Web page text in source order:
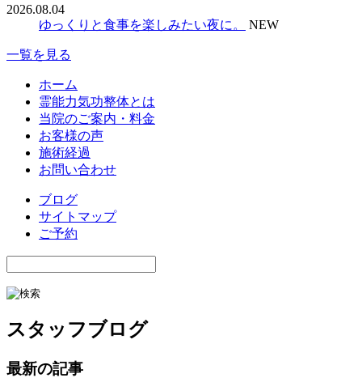
2026.08.04
ゆっくりと食事を楽しみたい夜に。
NEW
一覧を見る
ホーム
霊能力気功整体とは
当院のご案内・料金
お客様の声
施術経過
お問い合わせ
ブログ
サイトマップ
ご予約
スタッフブログ
最新の記事